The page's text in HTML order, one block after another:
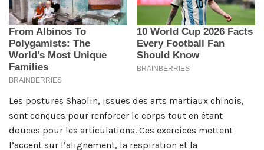
Les postures Shaolin, issues des arts martiaux chinois,
sont conçues pour renforcer le corps tout en étant
douces pour les articulations. Ces exercices mettent
l’accent sur l’alignement, la respiration et la